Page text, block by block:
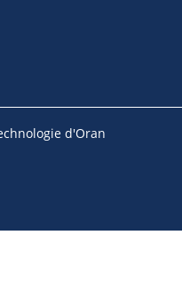
d'Oran